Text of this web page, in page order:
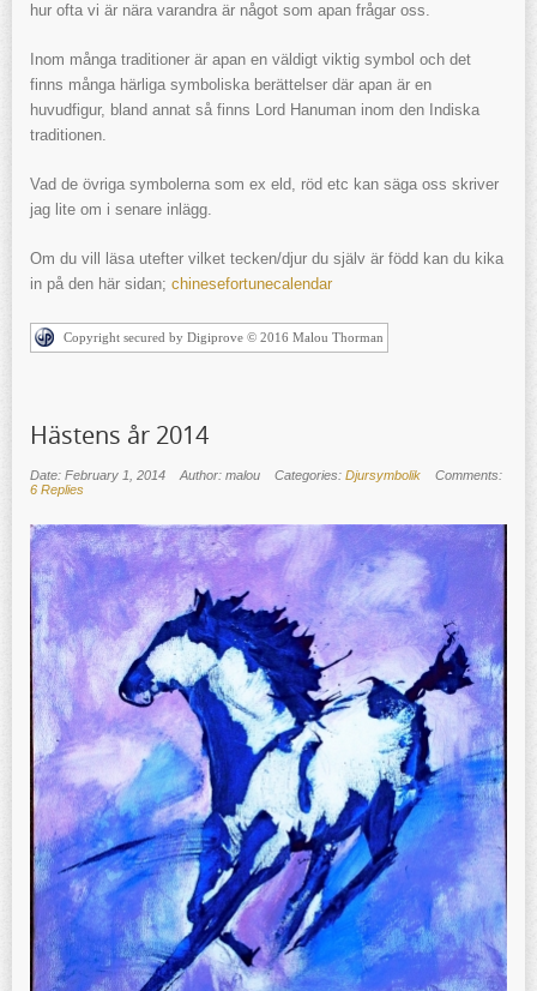
hur ofta vi är nära varandra är något som apan frågar oss.
Inom många traditioner är apan en väldigt viktig symbol och det
finns många härliga symboliska berättelser där apan är en
huvudfigur, bland annat så finns Lord Hanuman inom den Indiska
traditionen.
Vad de övriga symbolerna som ex eld, röd etc kan säga oss skriver
jag lite om i senare inlägg.
Om du vill läsa utefter vilket tecken/djur du själv är född kan du kika
in på den här sidan; chinesefortunecalendar
Copyright secured by Digiprove © 2016 Malou Thorman
Hästens år 2014
Date: February 1, 2014 Author: malou Categories: Djursymbolik
Comments:
6 Replies